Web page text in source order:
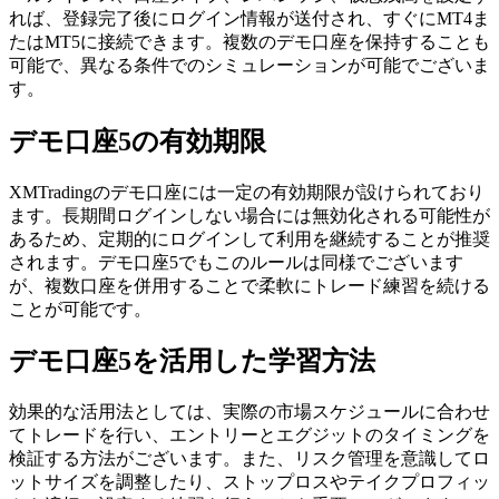
れば、登録完了後にログイン情報が送付され、すぐにMT4ま
たはMT5に接続できます。複数のデモ口座を保持することも
可能で、異なる条件でのシミュレーションが可能でございま
す。
デモ口座5の有効期限
XMTradingのデモ口座には一定の有効期限が設けられており
ます。長期間ログインしない場合には無効化される可能性が
あるため、定期的にログインして利用を継続することが推奨
されます。デモ口座5でもこのルールは同様でございます
が、複数口座を併用することで柔軟にトレード練習を続ける
ことが可能です。
デモ口座5を活用した学習方法
効果的な活用法としては、実際の市場スケジュールに合わせ
てトレードを行い、エントリーとエグジットのタイミングを
検証する方法がございます。また、リスク管理を意識してロ
ットサイズを調整したり、ストップロスやテイクプロフィッ